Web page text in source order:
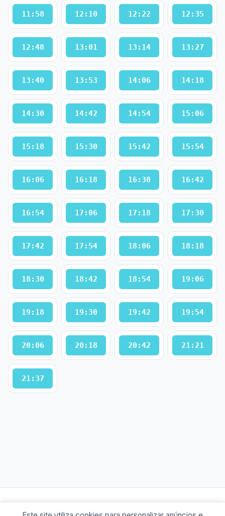
11:58 12:10 12:22 12:35
12:48 13:01 13:14 13:27
13:40 13:53 14:06 14:18
14:30 14:42 14:54 15:06
15:18 15:30 15:42 15:54
16:06 16:18 16:30 16:42
16:54 17:06 17:18 17:30
17:42 17:54 18:06 18:18
18:30 18:42 18:54 19:06
19:18 19:30 19:42 19:54
20:06 20:18 20:42 21:21
21:37